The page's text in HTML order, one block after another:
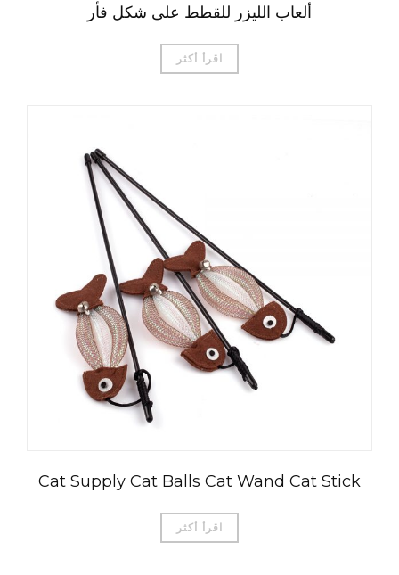
ألعاب الليزر للقطط على شكل فأر
اقرأ أكثر
Cat Supply Cat Balls Cat Wand Cat Stick
اقرأ أكثر
Magyar